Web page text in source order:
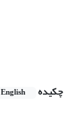
چکیده
English